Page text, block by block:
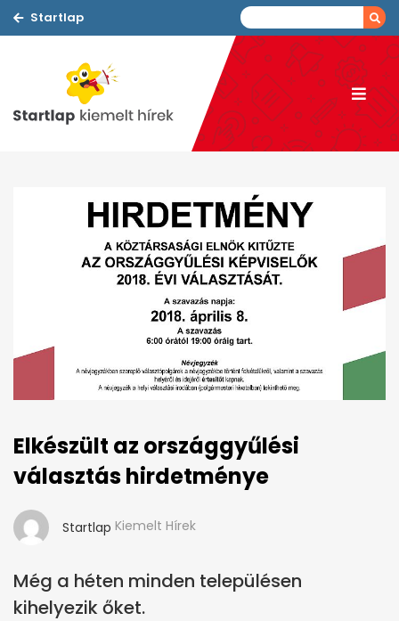
Startlap
Elkészült az országgyűlési
választás hirdetménye
Startlap Kiemelt Hírek
Még a héten minden településen
kihelyezik őket.